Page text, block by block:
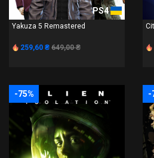
PS4
Yakuza 5 Remastered
259,60 ₴ 649,00 ₴
-75% -